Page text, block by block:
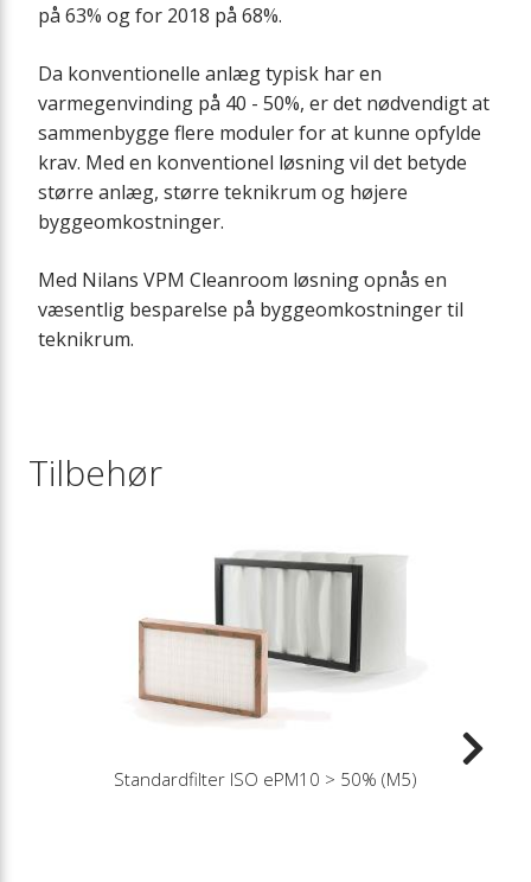
på 63% og for 2018 på 68%.
Da konventionelle anlæg typisk har en
varmegenvinding på 40 - 50%, er det nødvendigt at
sammenbygge flere moduler for at kunne opfylde
krav. Med en konventionel løsning vil det betyde
større anlæg, større teknikrum og højere
byggeomkostninger.
Med Nilans VPM Cleanroom løsning opnås en
væsentlig besparelse på byggeomkostninger til
teknikrum.
Tilbehør
Standardfilter ISO ePM10 > 50% (M5)